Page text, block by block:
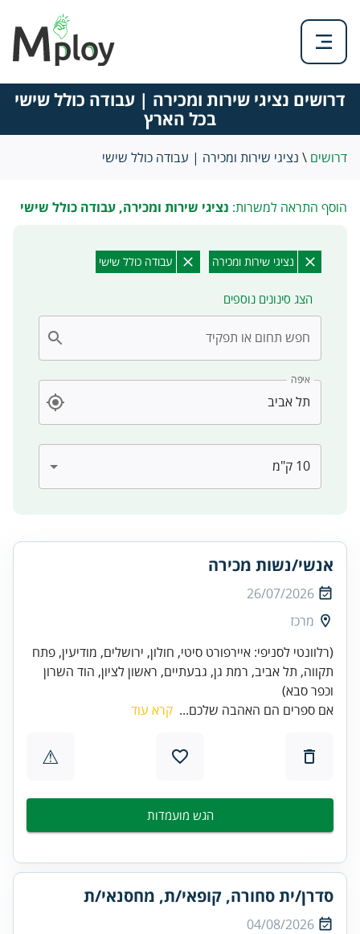
דרושים נציגי שירות ומכירה | עבודה כולל שישי
בכל הארץ
דרושים \ נציגי שירות ומכירה | עבודה כולל שישי
הוסף התראה למשרות: נציגי שירות ומכירה, עבודה כולל שישי
נציגי שירות ומכירה עבודה כולל שישי
הצג סינונים נוספים
חפש תחום או תפקיד
איפה
אנשי/נשות מכירה
26/07/2026
מרכז
(רלוונטי לסניפי: איירפורט סיטי, חולון, ירושלים, מודיעין, פתח
תקווה, תל אביב, רמת גן, גבעתיים, ראשון לציון, הוד השרון
וכפר סבא)
אם ספרים הם האהבה שלכם... קרא עוד
⚠
הגש מועמדות
סדרן/ית סחורה, קופאי/ת, מחסנאי/ת
04/08/2026